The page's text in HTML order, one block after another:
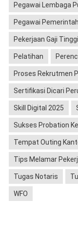
Pegawai Lembaga
Pegawai
Pekerjaan Gaji Tinggi
Pelatihan
Proses Rekrutmen
Sertifikasi Dicari
Skill Digital 2025
Sukses Probation
Tempat Outing
Tips Melamar
Tugas Notaris
WFO